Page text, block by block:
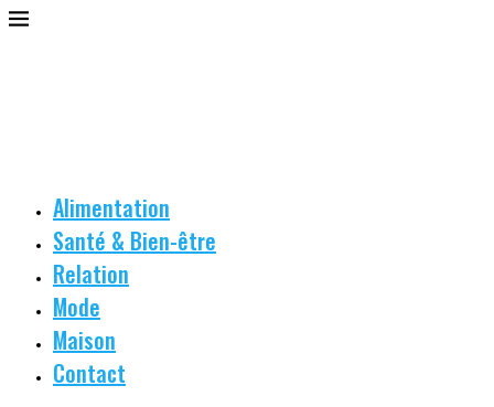
Alimentation
Santé & Bien-être
Relation
Mode
Maison
Contact